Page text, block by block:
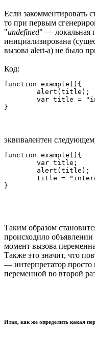
Если закомментировать
то при первым
"undefined" — локальная
инициализирована
вызова alert-а) не было
Код:
function example(){
эквивалентен
function example(){
Таким образом
происходило
момент вызова
Также это значит, что
— интерпретатор просто
переменной во второй
Итак, как же определить какая